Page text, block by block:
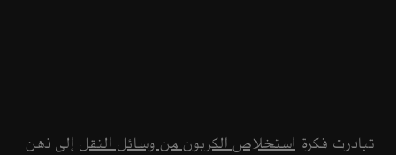
تبادرت فكرة استخلاص الكربون من وسائل النقل إلى ذهن